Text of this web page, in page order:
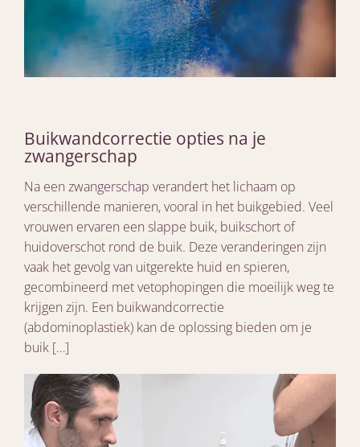
Buikwandcorrectie opties na je
zwangerschap
Na een zwangerschap verandert het lichaam op
verschillende manieren, vooral in het buikgebied. Veel
vrouwen ervaren een slappe buik, buikschort of
huidoverschot rond de buik. Deze veranderingen zijn
vaak het gevolg van uitgerekte huid en spieren,
gecombineerd met vetophopingen die moeilijk weg te
krijgen zijn. Een buikwandcorrectie
(abdominoplastiek) kan de oplossing bieden om je
buik […]